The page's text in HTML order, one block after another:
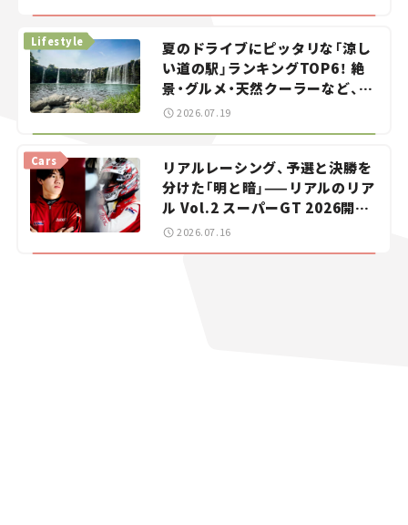
夏のドライブにピッタリな「涼し
い道の駅」ランキングTOP6！ 絶
景・グルメ・天然クーラーなど、避
暑におすすめのスポットを紹介
【道の駅マニアの推し駅ガイド】
Lifestyle
2026.07.19
リアルレーシング、予選と決勝を
分けた「明と暗」——リアルのリア
ル Vol.2 スーパーGT 2026開幕
戦 岡山国際サーキット
Cars
2026.07.16